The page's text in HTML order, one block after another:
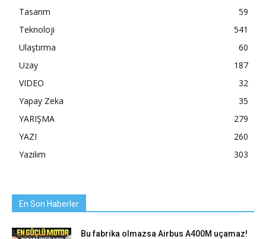
Tasarım
59
Teknoloji
541
Ulaştırma
60
Uzay
187
VIDEO
32
Yapay Zeka
35
YARIŞMA
279
YAZI
260
Yazılım
303
En Son Haberler
Bu fabrika olmazsa Airbus A400M uçamaz!